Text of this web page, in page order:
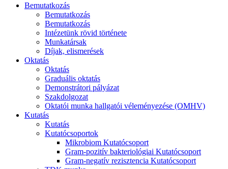
Bemutatkozás
Bemutatkozás
Bemutatkozás
Intézetünk rövid története
Munkatársak
Díjak, elismerések
Oktatás
Oktatás
Graduális oktatás
Demonstrátori pályázat
Szakdolgozat
Oktatói munka hallgatói véleményezése (OMHV)
Kutatás
Kutatás
Kutatócsoportok
Mikrobiom Kutatócsoport
Gram-pozitív bakteriológiai Kutatócsoport
Gram-negatív rezisztencia Kutatócsoport